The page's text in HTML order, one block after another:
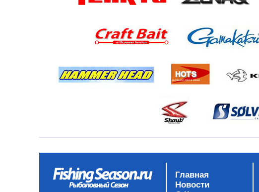
Главная
Новости